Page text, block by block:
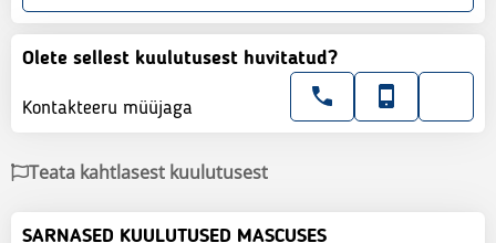
Olete sellest kuulutusest huvitatud?
Kontakteeru müüjaga
Teata kahtlasest kuulutusest
SARNASED KUULUTUSED MASCUSES